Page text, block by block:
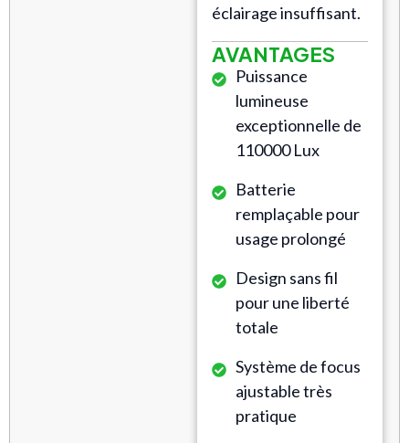
éclairage insuffisant.
AVANTAGES
Puissance
lumineuse
exceptionnelle de
110000 Lux
Batterie
remplaçable pour
usage prolongé
Design sans fil
pour une liberté
totale
Système de focus
ajustable très
pratique